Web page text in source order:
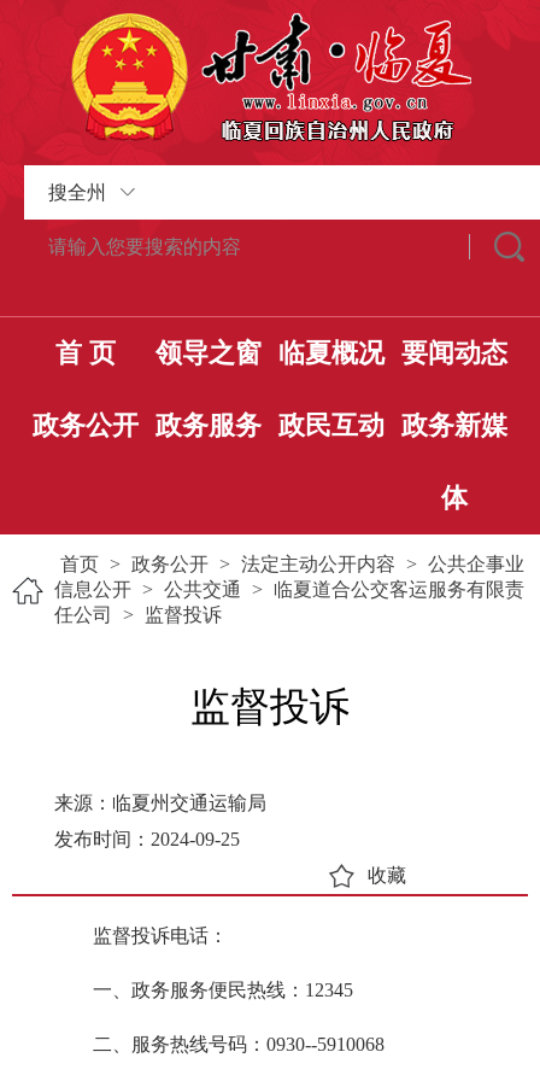
搜全州
首 页 领导之窗 临夏概况 要闻动态
政务公开 政务服务 政民互动 政务新媒
体
首页 > 政务公开 > 法定主动公开内容 > 公共企事业
信息公开 > 公共交通 > 临夏道合公交客运服务有限责
任公司
> 监督投诉
监督投诉
来源：临夏州交通运输局
发布时间：2024-09-25
收藏
监督投诉电话：
一、政务服务便民热线：12345
二、服务热线号码：0930--5910068